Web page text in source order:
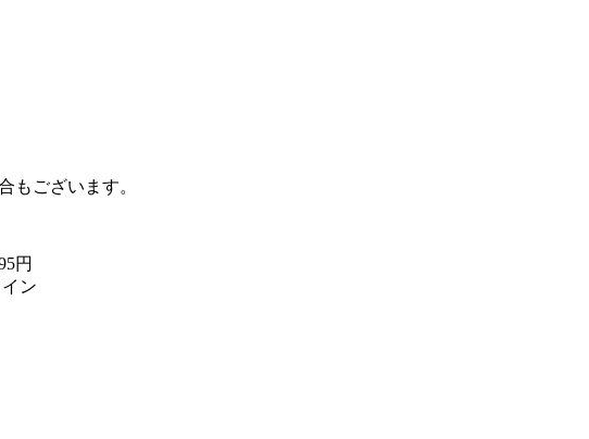
もございます。
円
ン